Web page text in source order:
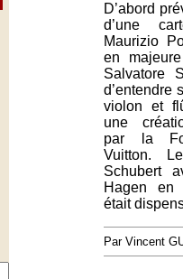
D’abord
d’une
Maurizio
en
Salvatore
d’entendre
violon et
une
par la
Vuitton.
Schubert
Hagen en
était
Par Vincent